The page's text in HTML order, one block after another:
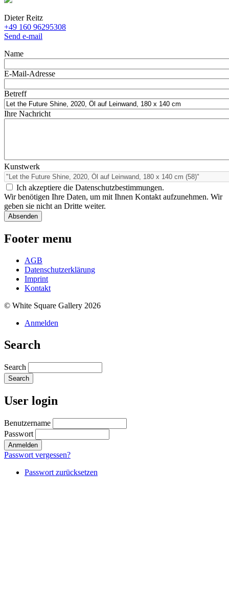
Dieter Reitz
+49 160 96295308
Send e-mail
Name
E-Mail-Adresse
Betreff
Ihre Nachricht
Kunstwerk
Ich akzeptiere die Datenschutzbestimmungen.
Wir benötigen Ihre Daten, um mit Ihnen Kontakt aufzunehmen. Wir
geben sie nicht an Dritte weiter.
Footer menu
AGB
Datenschutzerklärung
Imprint
Kontakt
© White Square Gallery 2026
Anmelden
Search
Search
User login
Benutzername
Passwort
Passwort vergessen?
Passwort zurücksetzen